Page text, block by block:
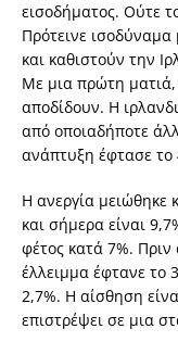
εισοδήματος. Ούτε
Πρότεινε
και καθιστούν την
Με μια πρώτη
αποδίδουν. Η
από οποιαδήποτε
ανάπτυξη έφτασε το
Η ανεργία μειώθηκε
και σήμερα είναι
φέτος κατά 7%. Πριν
έλλειμμα έφτανε το
2,7%. Η αίσθηση
επιστρέψει σε μια